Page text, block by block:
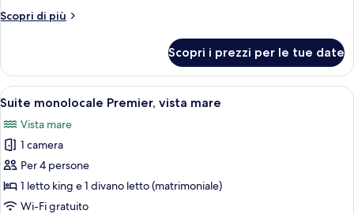
matrimoniale
letti
singoli
Scopri di più
Altri
Superior
con
letto
o
2
singoli
Scopri i prezzi per le tue date
Apri
tutte
le
foto
per
Suite
monolocale
Una camera d'albergo moderna
8
Suite monolocale Premier, vista mare
Vista mare
1 camera
Per 4 persone
1 letto king e 1 divano letto (matrimoniale)
Wi-Fi gratuito